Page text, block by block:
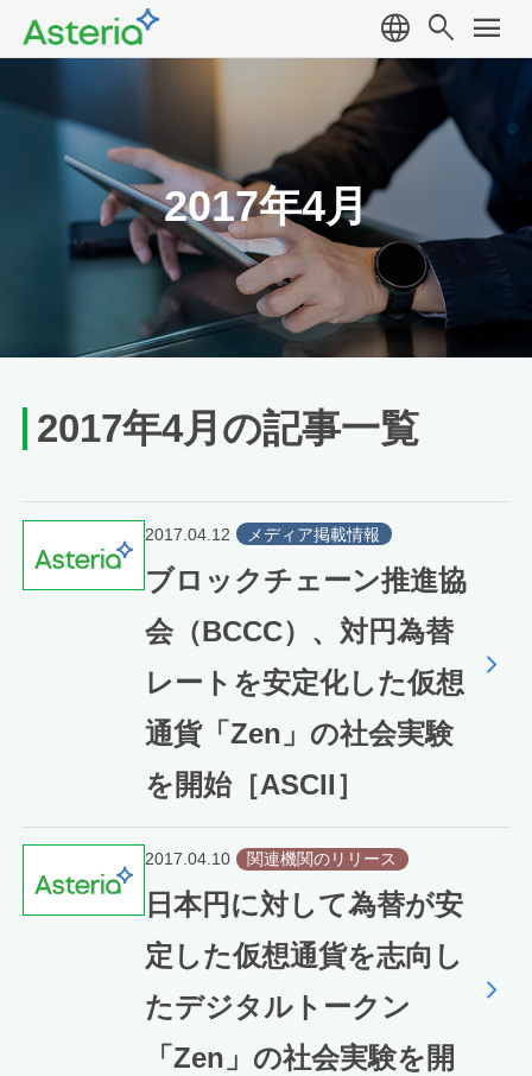
language search menu
2017年4月
2017年4月の記事一覧
2017.04.12 メディア掲載情報
ブロックチェーン推進協
会（BCCC）、対円為替
レートを安定化した仮想
通貨「Zen」の社会実験
を開始［ASCII］
2017.04.10 関連機関のリリース
日本円に対して為替が安
定した仮想通貨を志向し
たデジタルトークン
「Zen」の社会実験を開